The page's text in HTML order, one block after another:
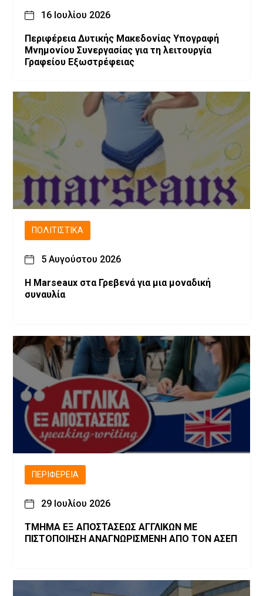
16 Ιουλίου 2026
Περιφέρεια Δυτικής Μακεδονίας Υπογραφή
Μνημονίου Συνεργασίας για τη λειτουργία
ΠΟΛΙΤΙΣΤΙΚΆ
5 Αυγούστου 2026
Η Marseaux στα Γρεβενά για μια μοναδική
συναυλία
ΠΕΡΙΦΈΡΕΙΑ
29 Ιουλίου 2026
ΤΜΗΜΑ ΕΞ ΑΠΟΣΤΑΣΕΩΣ ΑΓΓΛΙΚΩΝ ΜΕ
ΠΙΣΤΟΠΟΙΗΣΗ ΑΝΑΓΝΩΡΙΣΜΕΝΗ ΑΠΟ ΤΟΝ ΑΣΕΠ